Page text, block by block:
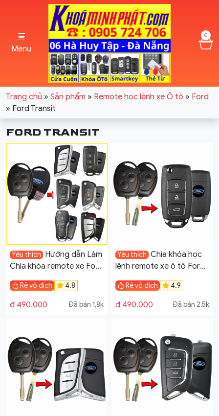
Menu
0
Trang chủ » Sản phẩm » Remote học lệnh xe Ô tô » Ford
» Ford Transit
FORD TRANSIT
Yêu thích Hướng dẫn Làm
Chìa khóa remote xe Ford
Rẻ vô địch 4.8
đ 490.000 Đã bán 1,8k
Yêu thích Chìa khóa học
lệnh remote xe ô tô Ford
Transit đời 2005-2019
mẫu V28
Rẻ vô địch 4.9
đ 490.000 Đã bán 2,5k